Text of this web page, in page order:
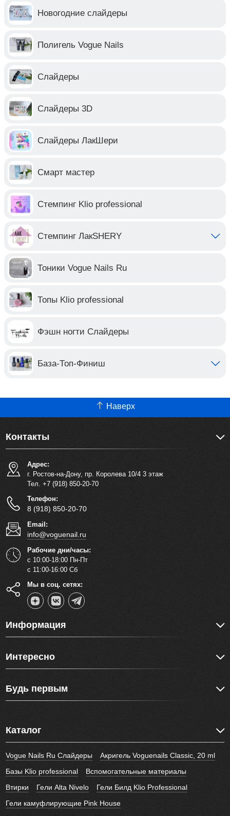
Новогодние слайдеры
Полигель Vogue Nails
Слайдеры
Слайдеры 3D
Слайдеры ЛакШери
Смарт мастер
Стемпинг Klio professional
Стемпинг ЛакSHERY
Тоники Vogue Nails Ru
Топы Klio professional
Фэшн ногти Слайдеры
База-Топ-Финиш
Наверх
Контакты
Адрес:
г. Ростов-на-Дону, пр. Королева 10/4 3 этаж
Тел. +7 (918) 850-20-70
Телефон:
8 (918) 850-20-70
Email:
info@voguenail.ru
Рабочие дни/часы:
с 10:00-18:00 Пн-Пт
с 11:00-16:00 Сб
Мы в соц. сетях:
Информация
Интересно
Будь первым
Каталог
Vogue Nails Ru Слайдеры
Акригель Voguenails Classic, 20 ml
Базы Klio professional
Вспомогательные материалы
Втирки
Гели Alta Nivelo
Гели Билд Klio Professional
Гели камуфлирующие Pink House